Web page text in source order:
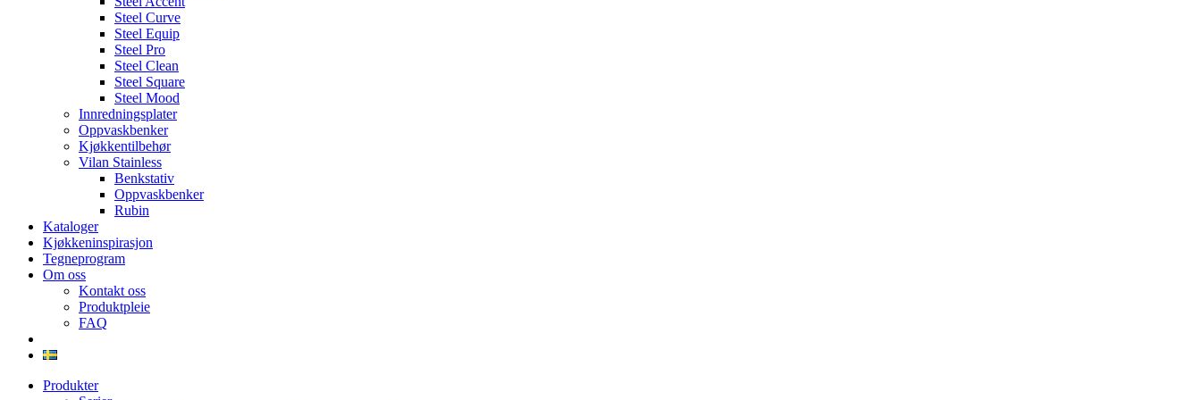
Steel Curve
Steel Equip
Steel Pro
Steel Clean
Steel Square
Steel Mood
Innredningsplater
Oppvaskbenker
Kjøkkentilbehør
Vilan Stainless
Benkstativ
Oppvaskbenker
Rubin
Kataloger
Kjøkkeninspirasjon
Tegneprogram
Om oss
Kontakt oss
Produktpleie
FAQ
Produkter